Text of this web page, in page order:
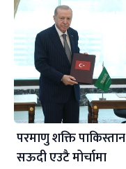
परमाणु शक्ति
सऊदी एउटै मोर्चामा